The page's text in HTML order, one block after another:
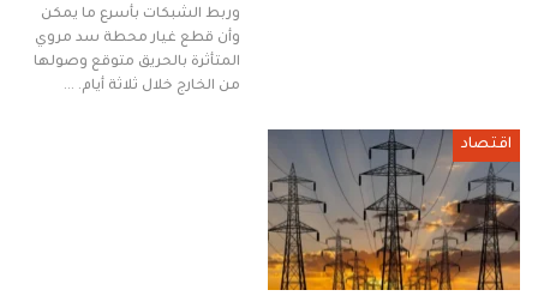
وربط الشبكات بأسرع ما يمكن
وأن قطع غيار محطة سد مروي
المتأثرة بالحريق متوقع وصولها
من الخارج خلال ثلاثة أيام. …
اقتصاد